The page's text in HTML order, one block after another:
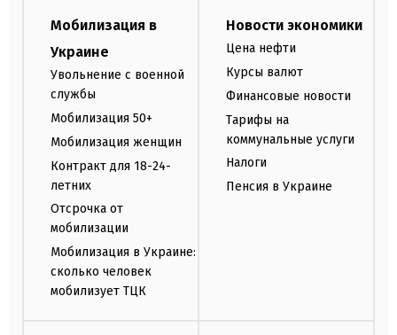
Мобилизация в
Украине
Увольнение с военной
службы
Мобилизация 50+
Мобилизация женщин
Контракт для 18-24-
летних
Отсрочка от
мобилизации
Мобилизация в Украине:
сколько человек
мобилизует ТЦК
Новости экономики
Цена нефти
Курсы валют
Финансовые новости
Тарифы на
коммунальные услуги
Налоги
Пенсия в Украине